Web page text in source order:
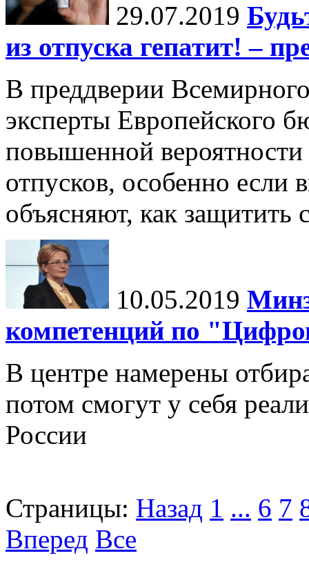
29.07.2019
из отпуска гепатит! –
В преддверии
эксперты Европейского
повышенной вероятности
отпусков, особенно если
объясняют, как защитить
10.05.2019
компетенций по
В центре намерены
потом смогут у себя
России
Страницы: Назад 1 ... 6 7
Вперед Все